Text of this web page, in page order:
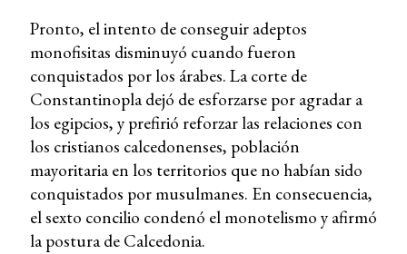
Pronto, el intento de conseguir adeptos
monofisitas disminuyó cuando fueron
conquistados por los árabes. La corte de
Constantinopla dejó de esforzarse por agradar a
los egipcios, y prefirió reforzar las relaciones con
los cristianos calcedonenses, población
mayoritaria en los territorios que no habían sido
conquistados por musulmanes. En consecuencia,
el sexto concilio condenó el monotelismo y afirmó
la postura de Calcedonia.